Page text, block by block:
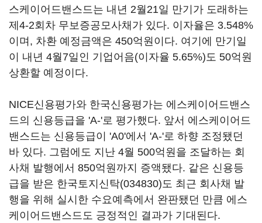
스케이어드밴스드는 내년 2월21일 만기가 도래하는
제4-2회차 무보증공모사채가 있다. 이자율은 3.548%
이며, 차환 예정금액은 450억원이다. 여기에 만기일
이 내년 4월7일인 기업어음(이자율 5.65%)도 50억원
상환할 예정이다.
NICE신용평가와 한국신용평가는 에스케이어드밴스
드의 신용등급을 'A-'로 평가했다. 앞서 에스케이어드
밴스드는 신용등급이 'A0'에서 'A-'로 하향 조정됐던
바 있다. 그럼에도 지난 4월 500억원을 조달하는 회
사채 발행에서 850억원까지 증액됐다. 같은 신용등
급을 받은 한국토지신탁(034830)도 최근 회사채 발
행을 위해 실시한 수요예측에서 완판됐던 만큼 에스
케이어드밴스드도 긍정적인 결과가 기대된다.